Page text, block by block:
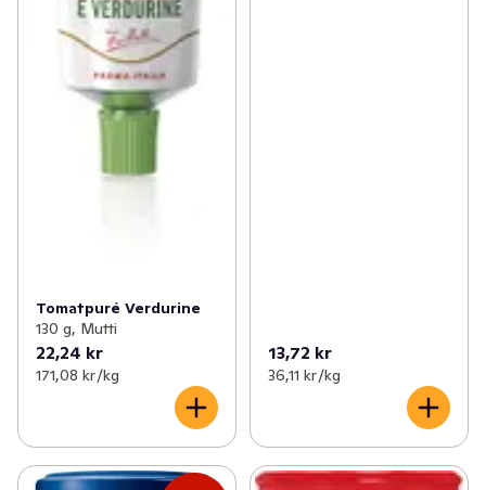
Tomatpuré Verdurine
130 g, Mutti
22,24 kr
171,08 kr /kg
13,72 kr
36,11 kr /kg